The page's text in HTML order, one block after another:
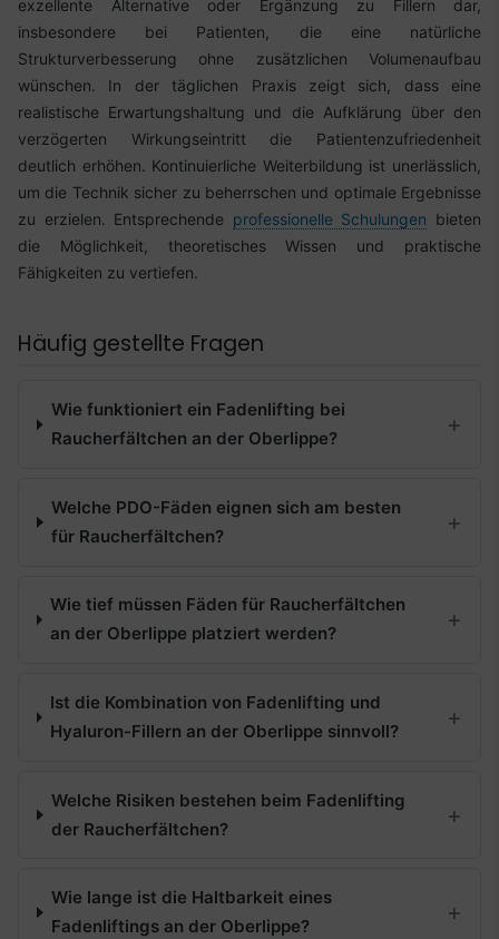
exzellente Alternative oder Ergänzung zu Fillern dar,
insbesondere bei Patienten, die eine natürliche
Strukturverbesserung ohne zusätzlichen Volumenaufbau
wünschen. In der täglichen Praxis zeigt sich, dass eine
realistische Erwartungshaltung und die Aufklärung über den
verzögerten Wirkungseintritt die Patientenzufriedenheit
deutlich erhöhen. Kontinuierliche Weiterbildung ist unerlässlich,
um die Technik sicher zu beherrschen und optimale Ergebnisse
zu erzielen. Entsprechende professionelle Schulungen bieten
die Möglichkeit, theoretisches Wissen und praktische
Fähigkeiten zu vertiefen.
Häufig gestellte Fragen
Wie funktioniert ein Fadenlifting bei
Raucherfältchen an der Oberlippe?
Welche PDO-Fäden eignen sich am besten
für Raucherfältchen?
Wie tief müssen Fäden für Raucherfältchen
an der Oberlippe platziert werden?
Ist die Kombination von Fadenlifting und
Hyaluron-Fillern an der Oberlippe sinnvoll?
Welche Risiken bestehen beim Fadenlifting
der Raucherfältchen?
Wie lange ist die Haltbarkeit eines
Fadenliftings an der Oberlippe?